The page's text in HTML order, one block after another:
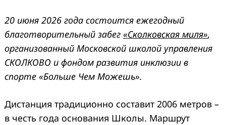
20 июня 2026 года состоится ежегодный
благотворительный забег «Сколковская миля»,
организованный Московской школой управления
СКОЛКОВО и фондом развития инклюзии в
спорте «Больше Чем Можешь».
Дистанция традиционно составит 2006 метров –
в честь года основания Школы. Маршрут